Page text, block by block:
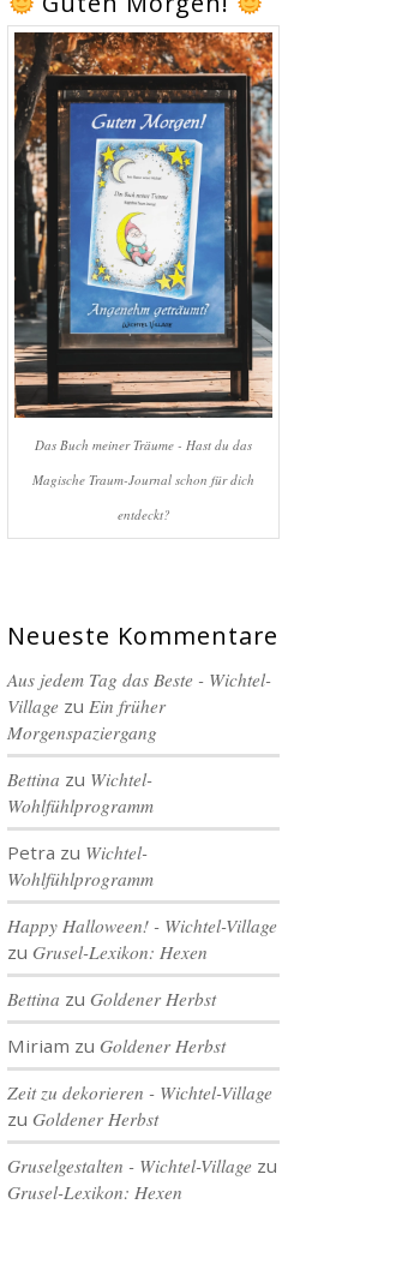
Das Buch meiner Träume - Hast du das
Magische Traum-Journal schon für dich
entdeckt?
Neueste Kommentare
Aus jedem Tag das Beste - Wichtel-
Village zuEin früher
Morgenspaziergang
Bettina zu Wichtel-
Wohlfühlprogramm
Petra zu Wichtel-
Wohlfühlprogramm
Happy Halloween! - Wichtel-Village
zuGrusel-Lexikon: Hexen
Bettina zuGoldener Herbst
Miriam zuGoldener Herbst
Zeit zu dekorieren - Wichtel-Village
zuGoldener Herbst
Gruselgestalten - Wichtel-Village zu
Grusel-Lexikon: Hexen